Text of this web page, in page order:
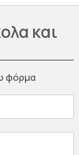
και
φόρμα